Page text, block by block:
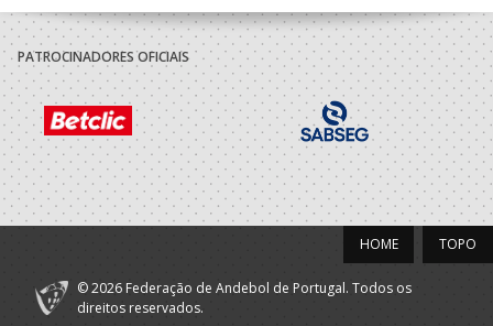
A.A. Lisboa
Atletico Clube
Cacem
SUB-16 M / SUB-18 M
2020/21
A.A. Lisboa
Atletico Clube
Cacem
SUB-15 M / SUB-17 M
2019/20
Infantis M / Iniciados M
2018/19
PATROCINADORES OFICIAIS
TOPO
HOME
© 2026 Federação de Andebol de Portugal. Todos os
direitos reservados.